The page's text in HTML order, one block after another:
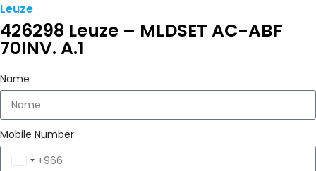
Leuze
426298 Leuze – MLDSET AC-ABF
70INV. A.1
Name
Mobile Number
Saudi